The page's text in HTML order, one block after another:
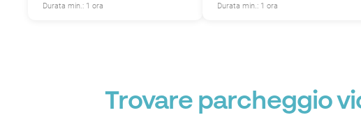
Durata min.: 1 ora
Durata min.: 1 ora
Trovare parcheggio